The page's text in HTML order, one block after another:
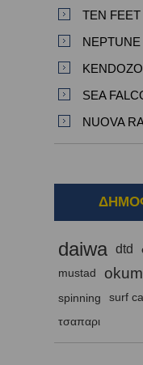
TEN
NEPTUNE
KENDOZO
SEA
NUOVA
daiwa dtd
mustad
spinning
surf
τσαπαρι